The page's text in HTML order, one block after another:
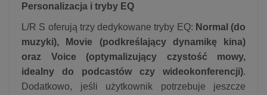
Personalizacja i tryby EQ
L/R S oferują trzy dedykowane tryby EQ: Normal (do
muzyki), Movie (podkreślający dynamikę kina)
oraz Voice (optymalizujący czystość mowy,
idealny do podcastów czy wideokonferencji).
Dodatkowo, jeśli użytkownik potrzebuje jeszcze